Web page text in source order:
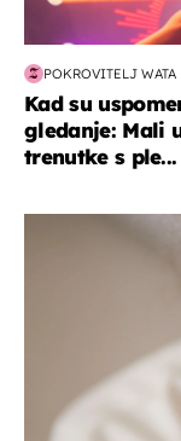
POKROVITELJ WATA
Kad su
gledanje: Mali
trenutke s ple...
moda & ljepota